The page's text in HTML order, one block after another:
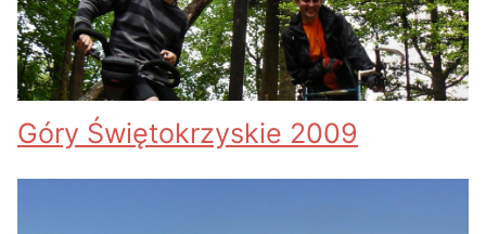
Góry Świętokrzyskie 2009